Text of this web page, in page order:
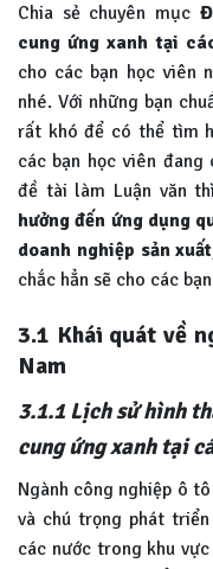
Chia sẻ chuyên mục
cung ứng xanh tại
cho các bạn học viên
nhé. Với những bạn
rất khó để có thể tìm
các bạn học viên
đề tài làm Luận văn
hưởng đến ứng dụng
doanh nghiệp sản
chắc hẳn sẽ cho các
3.1 Khái quát về
Nam
3.1.1 Lịch sử hình
cung ứng xanh tại
Ngành công nghiệp ô
và chú trọng phát
các nước trong khu